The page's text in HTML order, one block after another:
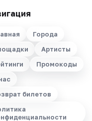
Города
Артисты
Промокоды
билетов